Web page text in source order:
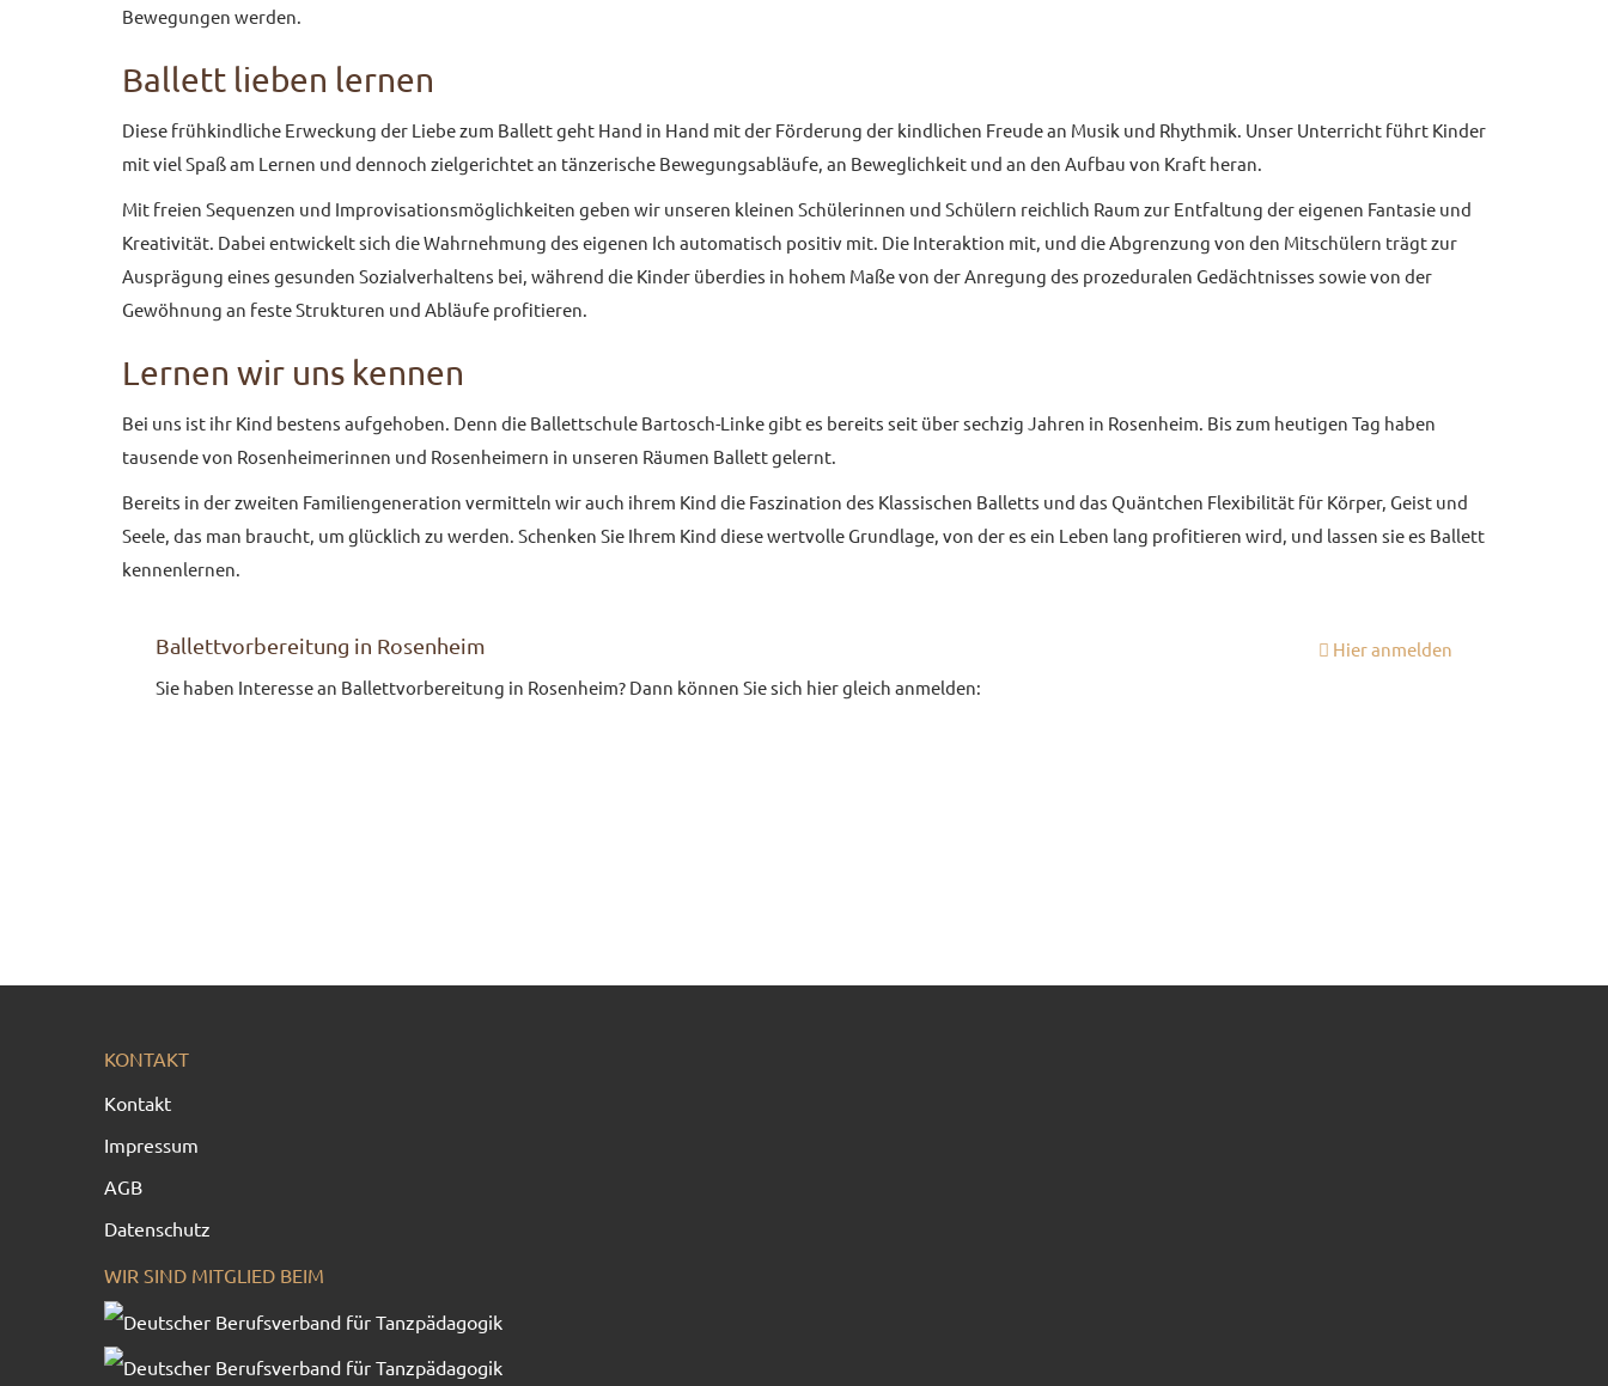
Bewegungen werden.
Ballett lieben lernen
Diese frühkindliche Erweckung der Liebe zum Ballett geht Hand in Hand mit der Förderung der kindlichen Freude an Musik und Rhythmik. Unser Unterricht führt Kinder
mit viel Spaß am Lernen und dennoch zielgerichtet an tänzerische Bewegungsabläufe, an Beweglichkeit und an den Aufbau von Kraft heran.
Mit freien Sequenzen und Improvisationsmöglichkeiten geben wir unseren kleinen Schülerinnen und Schülern reichlich Raum zur Entfaltung der eigenen Fantasie und
Kreativität. Dabei entwickelt sich die Wahrnehmung des eigenen Ich automatisch positiv mit. Die Interaktion mit, und die Abgrenzung von den Mitschülern trägt zur
Ausprägung eines gesunden Sozialverhaltens bei, während die Kinder überdies in hohem Maße von der Anregung des prozeduralen Gedächtnisses sowie von der
Gewöhnung an feste Strukturen und Abläufe profitieren.
Lernen wir uns kennen
Bei uns ist ihr Kind bestens aufgehoben. Denn die Ballettschule Bartosch-Linke gibt es bereits seit über sechzig Jahren in Rosenheim. Bis zum heutigen Tag haben
tausende von Rosenheimerinnen und Rosenheimern in unseren Räumen Ballett gelernt.
Bereits in der zweiten Familiengeneration vermitteln wir auch ihrem Kind die Faszination des Klassischen Balletts und das Quäntchen Flexibilität für Körper, Geist und
Seele, das man braucht, um glücklich zu werden. Schenken Sie Ihrem Kind diese wertvolle Grundlage, von der es ein Leben lang profitieren wird, und lassen sie es Ballett
kennenlernen.
Ballettvorbereitung in Rosenheim
Sie haben Interesse an Ballettvorbereitung in Rosenheim? Dann können Sie sich hier gleich anmelden:
Hier anmelden
KONTAKT
Kontakt
Impressum
AGB
Datenschutz
WIR SIND MITGLIED BEIM